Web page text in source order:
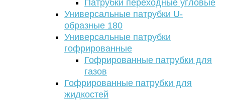
Патрубки переходные угловые
Универсальные патрубки U-
образные 180
Универсальные патрубки
гофрированные
Гофрированные патрубки для
газов
Гофрированные патрубки для
жидкостей